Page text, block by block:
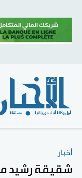
أخبار
شقيقة رشيد